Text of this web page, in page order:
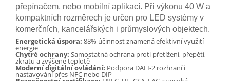
přepínačem, nebo mobilní aplikací. Při výkonu 40 W a
kompaktních rozměrech je určen pro LED systémy v
komerčních, kancelářských i průmyslových objektech.
Energetická úspora: 88% účinnost znamená efektivní využití
energie
Chytré ochrany: Samostatná ochrana proti přetížení, přepětí,
zkratu a zvýšené teplotě
Moderní digitální ovládání: Podpora DALI-2 rozhraní i
nastavování přes NFC nebo DIP